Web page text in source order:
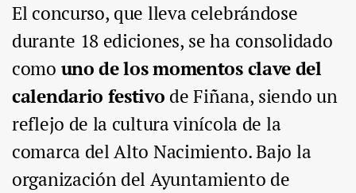
El concurso, que lleva celebrándose
durante 18 ediciones, se ha consolidado
como uno de los momentos clave del
calendario festivo de Fiñana, siendo un
reflejo de la cultura vinícola de la
comarca del Alto Nacimiento. Bajo la
organización del Ayuntamiento de